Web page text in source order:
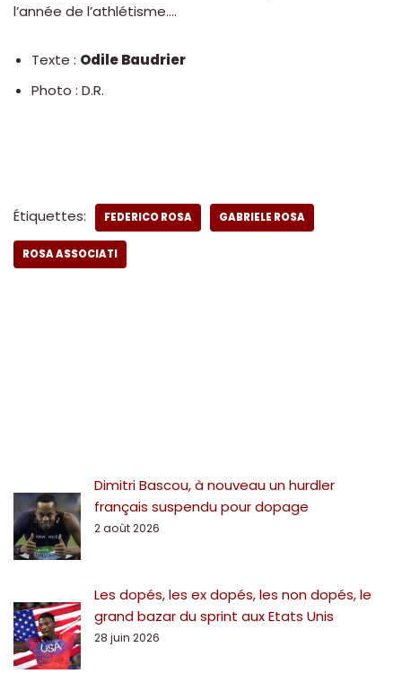
l’année de l’athlétisme….
Texte : Odile Baudrier
Photo : D.R.
Étiquettes: FEDERICO ROSA GABRIELE ROSA
ROSA ASSOCIATI
Dimitri Bascou, à nouveau un hurdler
français suspendu pour dopage
2 août 2026
Les dopés, les ex dopés, les non dopés, le
grand bazar du sprint aux Etats Unis
28 juin 2026